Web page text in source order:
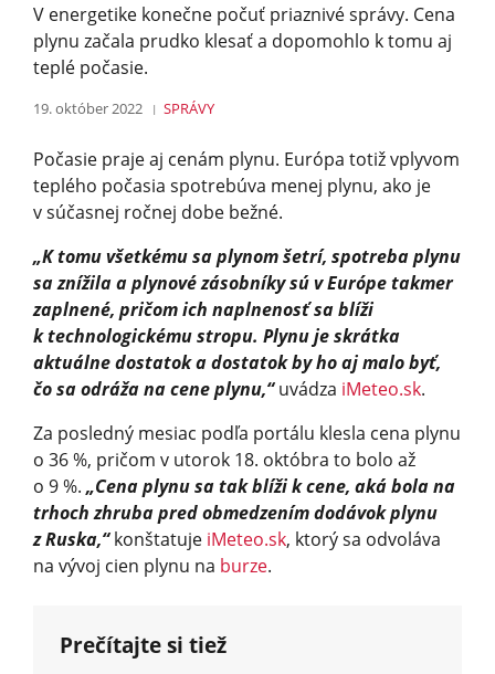
V energetike konečne počuť priaznivé správy. Cena
plynu začala prudko klesať a dopomohlo k tomu aj
teplé počasie.
19. október 2022 SPRÁVY
Počasie praje aj cenám plynu. Európa totiž vplyvom
teplého počasia spotrebúva menej plynu, ako je
v súčasnej ročnej dobe bežné.
„K tomu všetkému sa plynom šetrí, spotreba plynu
sa znížila a plynové zásobníky sú v Európe takmer
zaplnené, pričom ich naplnenosť sa blíži
k technologickému stropu. Plynu je skrátka
aktuálne dostatok a dostatok by ho aj malo byť,
čo sa odráža na cene plynu,“uvádza iMeteo.sk.
Za posledný mesiac podľa portálu klesla cena plynu
o 36 %, pričom v utorok 18. októbra to bolo až
o 9 %. „Cena plynu sa tak blíži k cene, aká bola na
trhoch zhruba pred obmedzením dodávok plynu
z Ruska,“konštatuje iMeteo.sk, ktorý sa odvoláva
na vývoj cien plynu na burze.
Prečítajte si tiež